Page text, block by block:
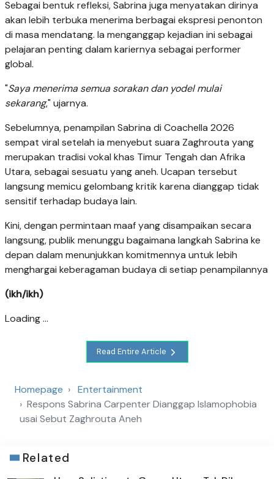
Sebagai bentuk refleksi, Sabrina juga menyatakan dirinya
akan lebih terbuka menerima berbagai ekspresi penonton
di masa mendatang. Ia menganggap kejadian ini sebagai
pelajaran penting dalam kariernya sebagai performer
global.
"Saya menerima semua sorakan dan yodel mulai
sekarang," ujarnya.
Sebelumnya, penampilan Sabrina di Coachella 2026
sempat viral setelah ia menyebut suara Zaghrouta yang
merupakan tradisi vokal khas Timur Tengah dan Afrika
Utara, sebagai sesuatu yang aneh. Ucapan tersebut
langsung memicu gelombang kritik karena dianggap tidak
sensitif terhadap budaya lain.
Kini, dengan permintaan maaf yang disampaikan secara
langsung, publik menunggu bagaimana langkah Sabrina ke
depan dalam menunjukkan komitmennya untuk lebih
menghargai keberagaman budaya di setiap penampilannya
(ikh/ikh)
Loading ...
Read Entire Article
Homepage
Entertainment
Respons Sabrina Carpenter Dianggap Islamophobia
usai Sebut Zaghrouta Aneh
Related